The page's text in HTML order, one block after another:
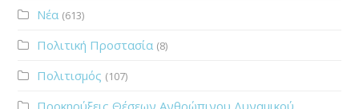
Νέα (613)
Πολιτική Προστασία (8)
Πολιτισμός (107)
Προκηρύξεις Θέσεων Ανθρώπινου Δυναμικού